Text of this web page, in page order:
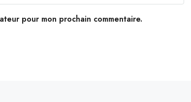
pour mon prochain commentaire.